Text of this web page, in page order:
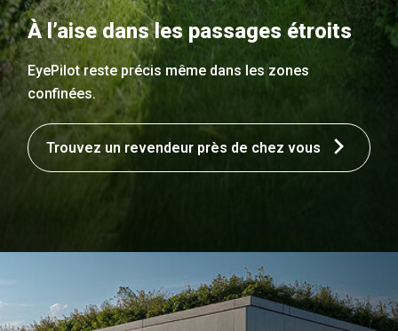
À l’aise dans les passages étroits
EyePilot reste précis même dans les zones
confinées.
Trouvez un revendeur près de chez vous